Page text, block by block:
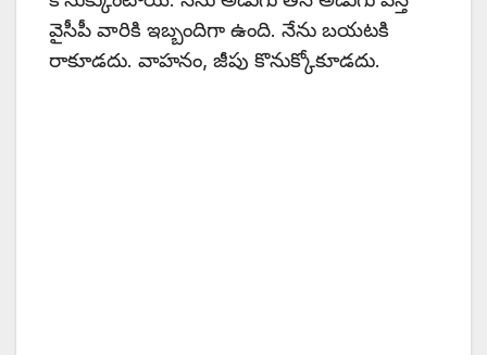
వైసీపీ వారికి ఇబ్బందిగా ఉంది. నేను బయటకి
రాకూడదు. వాహనం, జీపు కొనుక్కోకూడదు.